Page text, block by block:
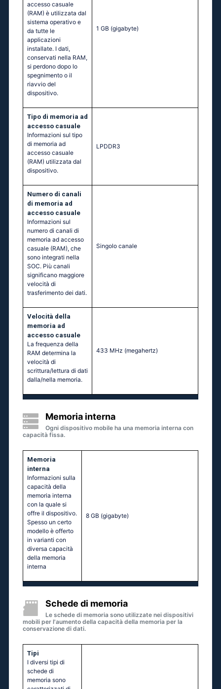
accesso casuale
(RAM) è utilizzata dal
sistema operativo e
da tutte le
applicazioni
installate. I dati,
conservati nella RAM,
si perdono dopo lo
spegnimento o il
riavvio del
dispositivo.
1 GB (gigabyte)
Tipo di memoria ad
accesso casuale
Informazioni sul tipo
di memoria ad
accesso casuale
(RAM) utilizzata dal
dispositivo.
LPDDR3
Numero di canali
di memoria ad
accesso casuale
Informazioni sul
numero di canali di
memoria ad accesso
casuale (RAM), che
sono integrati nella
SOC. Più canali
significano maggiore
velocità di
trasferimento dei dati.
Singolo canale
Velocità della
memoria ad
accesso casuale
La frequenza della
RAM determina la
velocità di
scrittura/lettura di dati
dalla/nella memoria.
433 MHz (megahertz)
Memoria interna
Ogni dispositivo mobile ha una memoria interna con
capacità fissa.
Memoria
interna
Informazioni sulla
capacità della
memoria interna
con la quale si
offre il dispositivo.
Spesso un certo
modello è offerto
in varianti con
diversa capacità
della memoria
interna
8 GB (gigabyte)
Schede di memoria
Le schede di memoria sono utilizzate nei dispositivi
mobili per l'aumento della capacità della memoria per la
conservazione di dati.
Tipi
I diversi tipi di
schede di
memoria sono